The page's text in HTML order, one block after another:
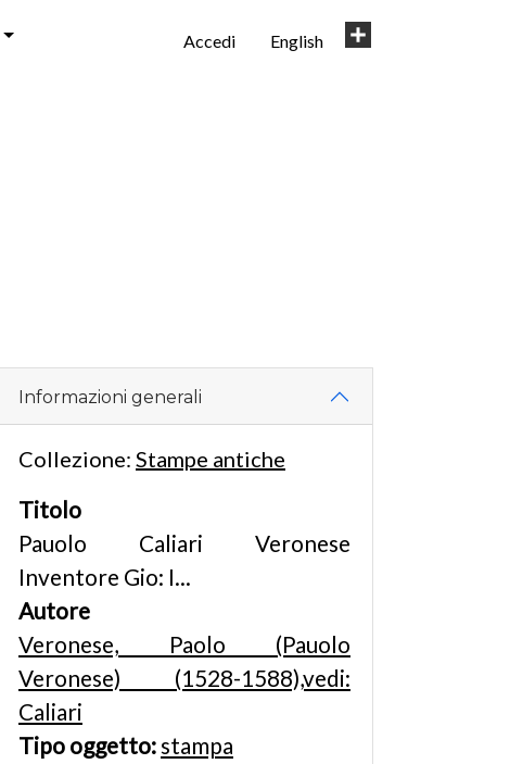
User
Accedi English
Informazioni generali
Collezione: Stampe antiche
Titolo
Pauolo Caliari Veronese
Inventore Gio: I...
Autore
Veronese, Paolo (Pauolo
Veronese) (1528-1588),vedi:
Caliari
Tipo oggetto:stampa